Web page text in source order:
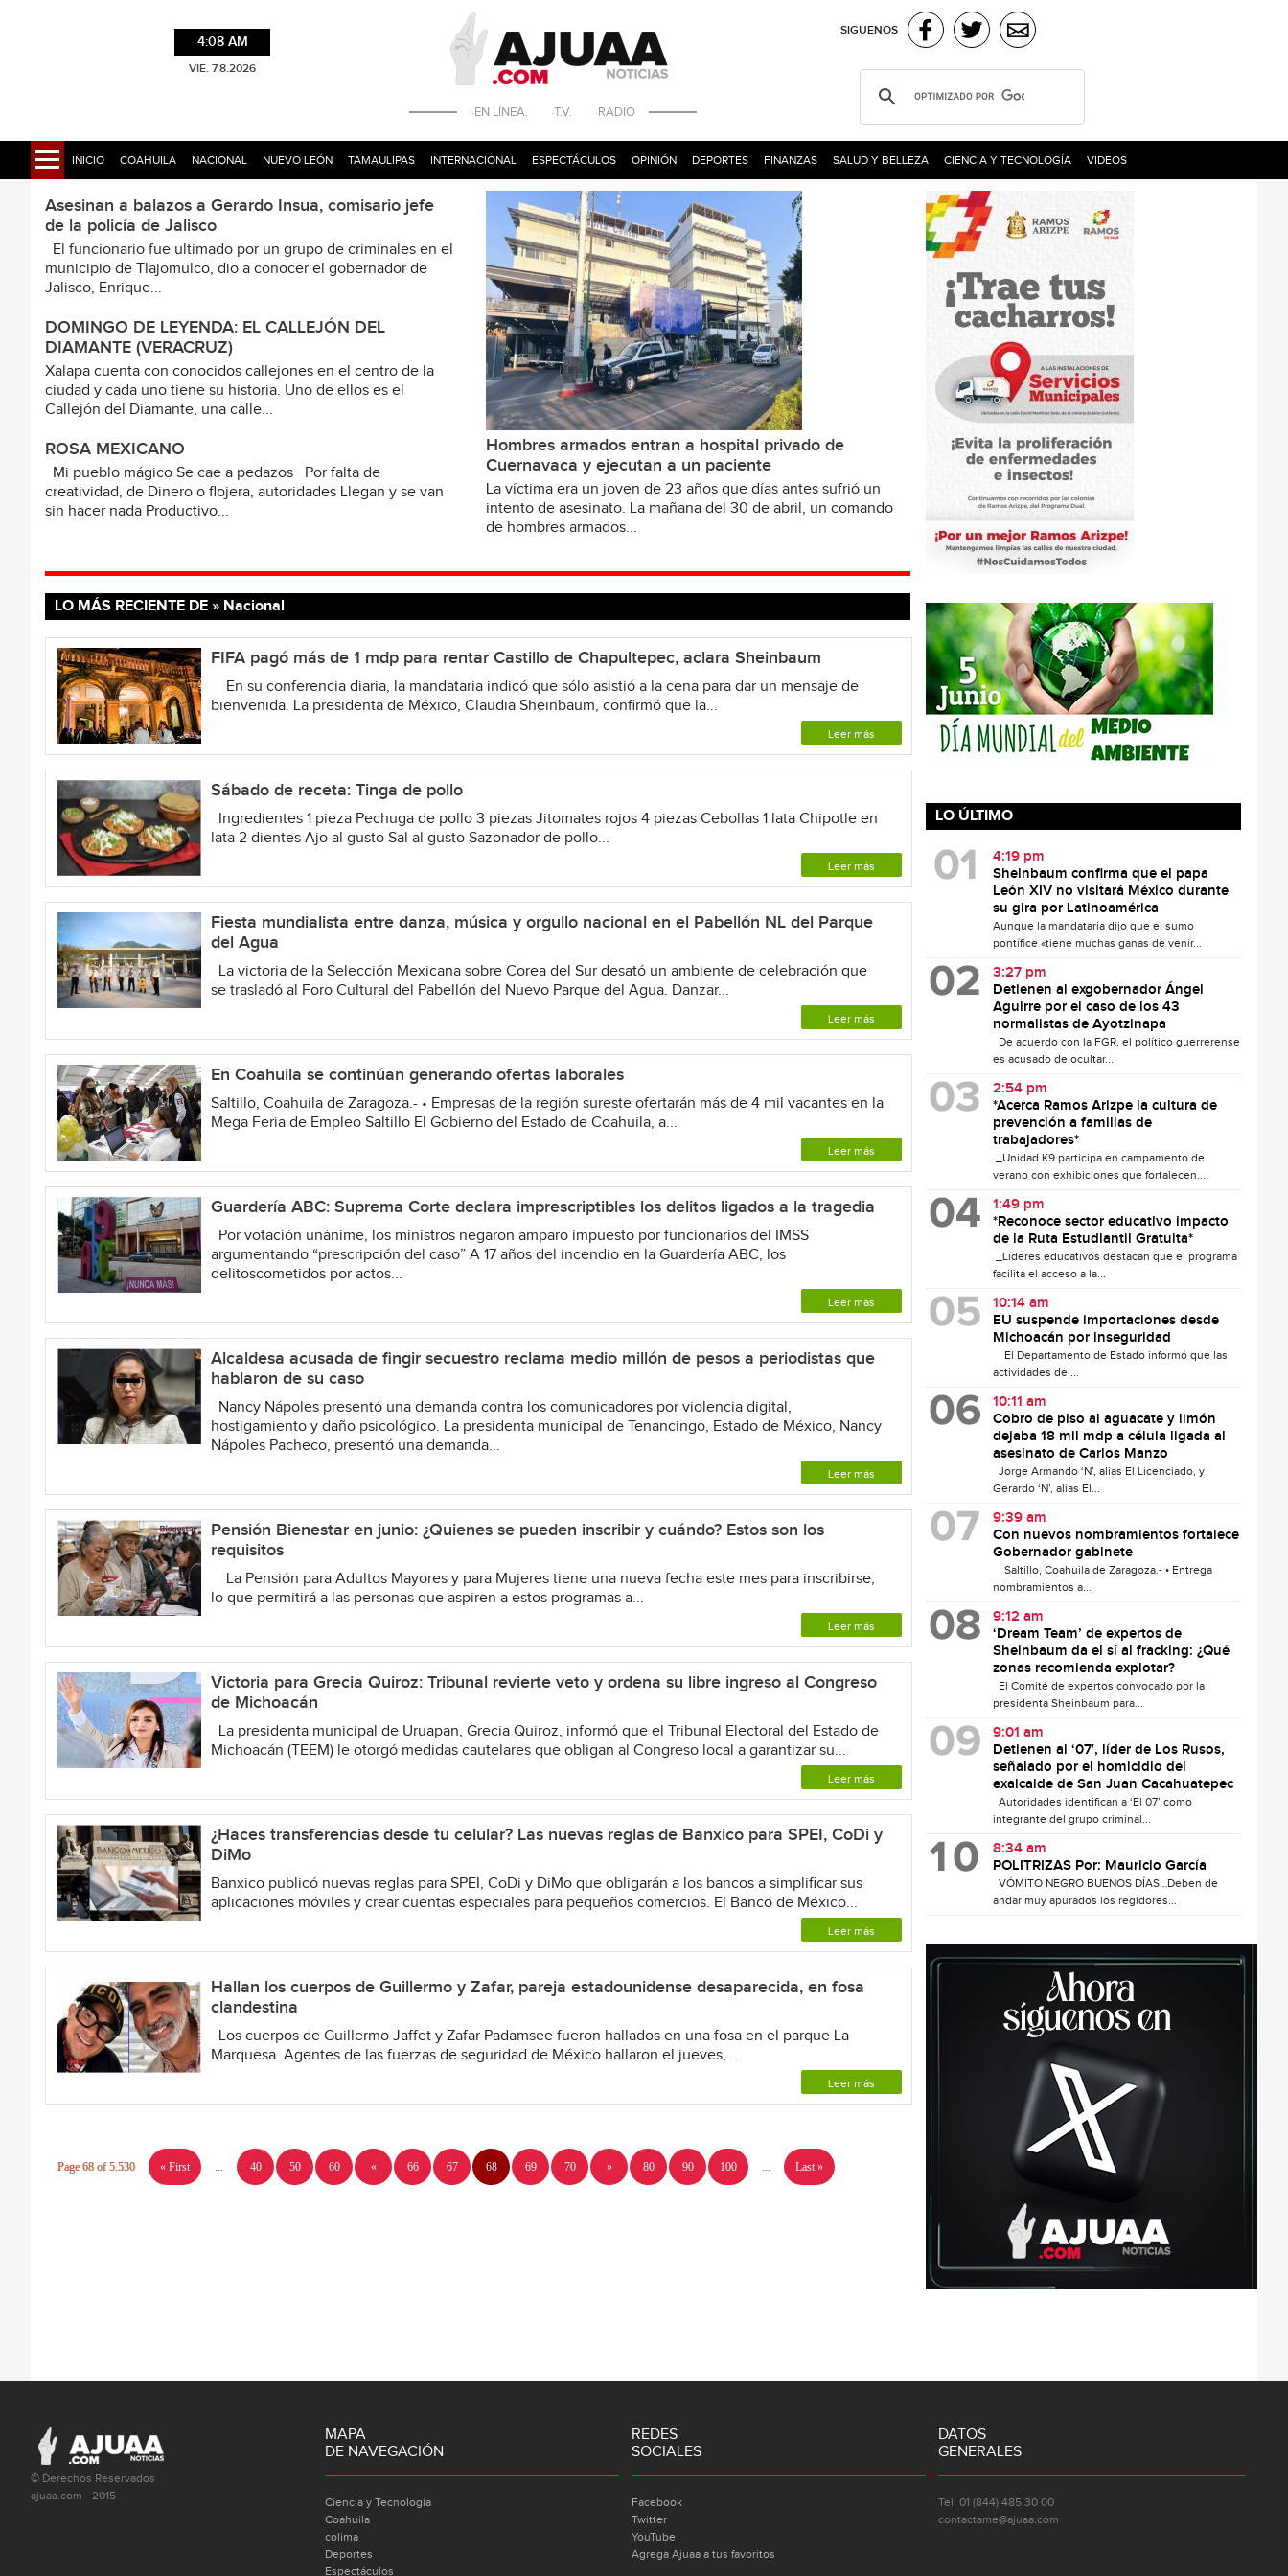
4:08 AM
VIE. 7.8.2026
·EN LÍNEA. ·T.V. ·RADIO
SIGUENOS
INICIO COAHUILA NACIONAL NUEVO LEÓN TAMAULIPAS INTERNACIONAL ESPECTÁCULOS OPINIÓN DEPORTES FINANZAS SALUD Y BELLEZA CIENCIA Y TECNOLOGÍA VIDEOS
Hombres armados entran a hospital privado de
Cuernavaca y ejecutan a un paciente
La víctima era un joven de 23 años que días antes sufrió un
intento de asesinato. La mañana del 30 de abril, un comando
de hombres armados...
Asesinan a balazos a Gerardo Insua, comisario jefe
de la policía de Jalisco
El funcionario fue ultimado por un grupo de criminales en el
municipio de Tlajomulco, dio a conocer el gobernador de
Jalisco, Enrique...
DOMINGO DE LEYENDA: EL CALLEJÓN DEL
DIAMANTE (VERACRUZ)
Xalapa cuenta con conocidos callejones en el centro de la
ciudad y cada uno tiene su historia. Uno de ellos es el
Callejón del Diamante, una calle...
ROSA MEXICANO
Mi pueblo mágico Se cae a pedazos Por falta de
creatividad, de Dinero o flojera, autoridades Llegan y se van
sin hacer nada Productivo...
LO MÁS RECIENTE DE » Nacional
FIFA pagó más de 1 mdp para rentar Castillo de Chapultepec, aclara Sheinbaum
En su conferencia diaria, la mandataria indicó que sólo asistió a la cena para dar un mensaje de
bienvenida. La presidenta de México, Claudia Sheinbaum, confirmó que la...
Leer más
Sábado de receta: Tinga de pollo
Ingredientes 1 pieza Pechuga de pollo 3 piezas Jitomates rojos 4 piezas Cebollas 1 lata Chipotle en
lata 2 dientes Ajo al gusto Sal al gusto Sazonador de pollo...
Leer más
Fiesta mundialista entre danza, música y orgullo nacional en el Pabellón NL del Parque
del Agua
La victoria de la Selección Mexicana sobre Corea del Sur desató un ambiente de celebración que
se trasladó al Foro Cultural del Pabellón del Nuevo Parque del Agua. Danzar...
Leer más
En Coahuila se continúan generando ofertas laborales
Saltillo, Coahuila de Zaragoza.- • Empresas de la región sureste ofertarán más de 4 mil vacantes en la
Mega Feria de Empleo Saltillo El Gobierno del Estado de Coahuila, a...
Leer más
Guardería ABC: Suprema Corte declara imprescriptibles los delitos ligados a la tragedia
Por votación unánime, los ministros negaron amparo impuesto por funcionarios del IMSS
argumentando “prescripción del caso” A 17 años del incendio en la Guardería ABC, los
delitoscometidos por actos...
Leer más
Alcaldesa acusada de fingir secuestro reclama medio millón de pesos a periodistas que
hablaron de su caso
Nancy Nápoles presentó una demanda contra los comunicadores por violencia digital,
hostigamiento y daño psicológico. La presidenta municipal de Tenancingo, Estado de México, Nancy
Nápoles Pacheco, presentó una demanda...
Leer más
Pensión Bienestar en junio: ¿Quienes se pueden inscribir y cuándo? Estos son los
requisitos
La Pensión para Adultos Mayores y para Mujeres tiene una nueva fecha este mes para inscribirse,
lo que permitirá a las personas que aspiren a estos programas a...
Leer más
Victoria para Grecia Quiroz: Tribunal revierte veto y ordena su libre ingreso al Congreso
de Michoacán
La presidenta municipal de Uruapan, Grecia Quiroz, informó que el Tribunal Electoral del Estado de
Michoacán (TEEM) le otorgó medidas cautelares que obligan al Congreso local a garantizar su...
Leer más
¿Haces transferencias desde tu celular? Las nuevas reglas de Banxico para SPEI, CoDi y
DiMo
Banxico publicó nuevas reglas para SPEI, CoDi y DiMo que obligarán a los bancos a simplificar sus
aplicaciones móviles y crear cuentas especiales para pequeños comercios. El Banco de México...
Leer más
Hallan los cuerpos de Guillermo y Zafar, pareja estadounidense desaparecida, en fosa
clandestina
Los cuerpos de Guillermo Jaffet y Zafar Padamsee fueron hallados en una fosa en el parque La
Marquesa. Agentes de las fuerzas de seguridad de México hallaron el jueves,...
Leer más
Page 68 of 5.530 « First ... 40 50 60 « 66 67 68 69 70 » 80 90 100 ... Last »
LO ÚLTIMO
4:19 pm
Sheinbaum confirma que el papa
León XIV no visitará México durante
su gira por Latinoamérica
Aunque la mandataria dijo que el sumo
pontífice «tiene muchas ganas de venir...
3:27 pm
Detienen al exgobernador Ángel
Aguirre por el caso de los 43
normalistas de Ayotzinapa
De acuerdo con la FGR, el político guerrerense
es acusado de ocultar...
2:54 pm
*Acerca Ramos Arizpe la cultura de
prevención a familias de
trabajadores*
_Unidad K9 participa en campamento de
verano con exhibiciones que fortalecen...
1:49 pm
*Reconoce sector educativo impacto
de la Ruta Estudiantil Gratuita*
_Líderes educativos destacan que el programa
facilita el acceso a la...
10:14 am
EU suspende importaciones desde
Michoacán por inseguridad
El Departamento de Estado informó que las
actividades del...
10:11 am
Cobro de piso al aguacate y limón
dejaba 18 mil mdp a célula ligada al
asesinato de Carlos Manzo
Jorge Armando ‘N’, alias El Licenciado, y
Gerardo ‘N’, alias El...
9:39 am
Con nuevos nombramientos fortalece
Gobernador gabinete
Saltillo, Coahuila de Zaragoza.- • Entrega
nombramientos a...
9:12 am
‘Dream Team’ de expertos de
Sheinbaum da el sí al fracking: ¿Qué
zonas recomienda explotar?
El Comité de expertos convocado por la
presidenta Sheinbaum para...
9:01 am
Detienen al ‘07′, líder de Los Rusos,
señalado por el homicidio del
exalcalde de San Juan Cacahuatepec
Autoridades identifican a ‘El 07’ como
integrante del grupo criminal...
8:34 am
POLITRIZAS Por: Mauricio García
VÓMITO NEGRO BUENOS DÍAS…Deben de
andar muy apurados los regidores...
© Derechos Reservados
ajuaa.com - 2015
MAPA
DE NAVEGACIÓN
Ciencia y Tecnología
Coahuila
colima
Deportes
Espectáculos
REDES
SOCIALES
Facebook
Twitter
YouTube
Agrega Ajuaa a tus favoritos
DATOS
GENERALES
Tel: 01 (844) 485 30 00
contactame@ajuaa.com